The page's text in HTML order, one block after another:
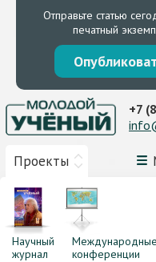
Отправьте статью
печатный
Проекты
+7
Научный
журнал
Международные
конференции